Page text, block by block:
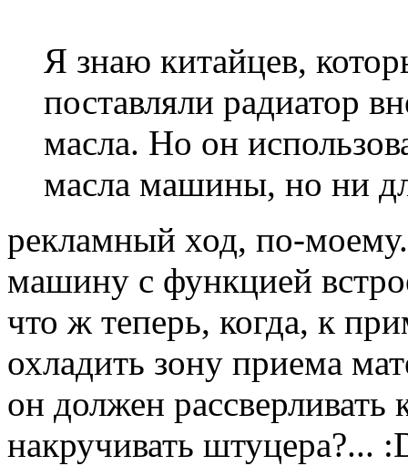
Я знаю китайцев,
поставляли радиатор
масла. Но он
масла машины, но ни
рекламный ход, по-
машину с функцией
что ж теперь, когда, к
охладить зону приема
он должен рассверливать
накручивать штуцера?...